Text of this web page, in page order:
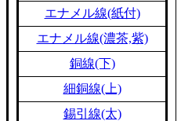
エナメル線(紙付)
エナメル線(濃茶,紫)
銅線(下)
細銅線(上)
錫引線(太)